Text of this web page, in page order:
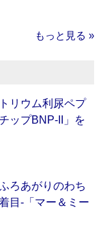
もっと見る »
リウム利尿ペプ
ップBNP-II」を
ろあがりのわち
目‐「マー＆ミー